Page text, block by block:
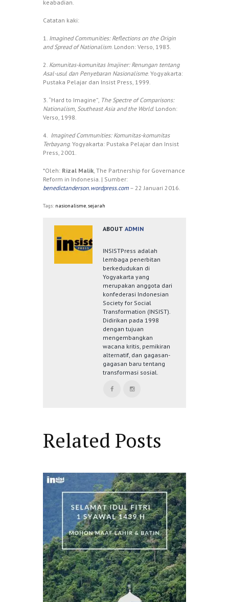
keabadian.
Catatan kaki:
1. Imagined Communities: Reflections on the Origin
and Spread of Nationalism . London: Verso, 1983.
2. Komunitas-komunitas Imajiner: Renungan tentang
Asal-usul dan Penyebaran Nasionalisme. Yogyakarta:
Pustaka Pelajar dan Insist Press, 1999.
3. “Hard to Imagine”, The Spectre of Comparisons:
Nationalism, Southeast Asia and the World. London:
Verso, 1998.
4. Imagined Communities: Komunitas-komunitas
Terbayang. Yogyakarta: Pustaka Pelajar dan Insist
Press, 2001.
*Oleh: Rizal Malik , The Partnership for Governance
Reform in Indonesia. | Sumber:
benedictanderson.wordpress.com – 22 Januari 2016.
Tags: nasionalisme,sejarah
ABOUTADMIN
INSISTPress adalah
lembaga penerbitan
berkedudukan di
Yogyakarta yang
merupakan anggota dari
konfederasi Indonesian
Society for Social
Transformation (INSIST).
Didirikan pada 1998
dengan tujuan
mengembangkan
wacana kritis, pemikiran
alternatif, dan gagasan-
gagasan baru tentang
transformasi sosial.
Related Posts